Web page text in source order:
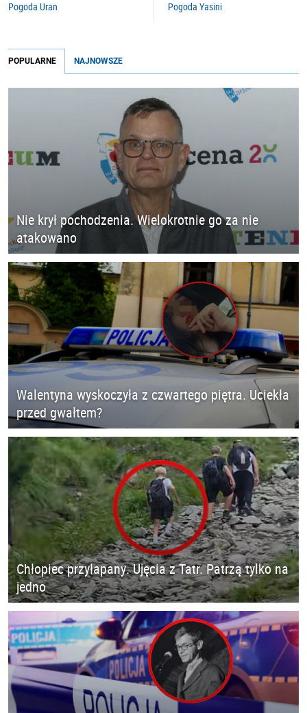
Pogoda Uran Pogoda Yasini
POPULARNE NAJNOWSZE
Nie krył pochodzenia. Wielokrotnie go za nie
atakowano
Walentyna wyskoczyła z czwartego piętra. Uciekła
przed gwałtem?
Chłopiec przyłapany. Ujęcia z Tatr. Patrzą tylko na
jedno